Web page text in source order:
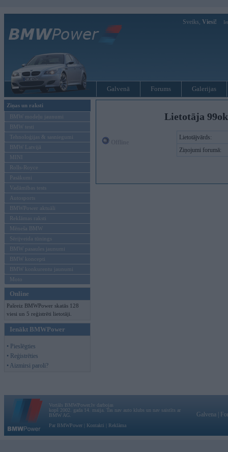
Sveiks, Viesi!
Galvenā Forums Galerijas
Ziņas un raksti
BMW modeļu jaunumi
BMW testi
Tehnoloģijas & sasniegumi
BMW Latvijā
MINI
Rolls-Royce
Pasākumi
Vadāmības tests
Autosports
BMWPower aktuāli
Reklāmas raksti
Mēneša BMW
Sērijveida tūnings
BMW pasaules jaunumi
BMW koncepti
BMW konkurentu jaunumi
Moto
Online
Pašreiz BMWPower skatās 128
viesi un 5 reģistrēti lietotāji.
Ienākt BMWPower
• Pieslēgties
• Reģistrēties
• Aizmirsi paroli?
Lietotāja
Lietotājvārds:
Ziņojumi forumā:
Vortāls BMWPower.lv darbojas
kopš 2002. gada 14. maija. Tas nav auto klubs un nav saistīts ar
BMW AG.
Par BMWPower
Kontakti Reklāma
Galvena